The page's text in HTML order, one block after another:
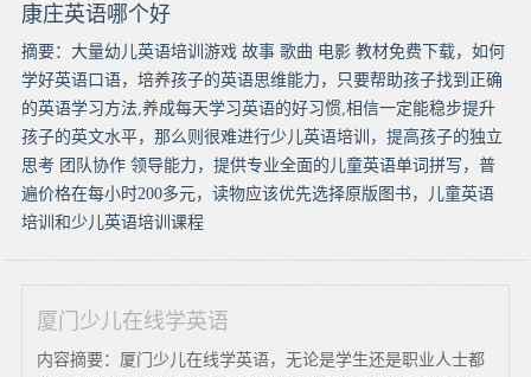
康庄英语哪个好
摘要：大量幼儿英语培训游戏 故事 歌曲 电影 教材免费下载，如何
学好英语口语，培养孩子的英语思维能力，只要帮助孩子找到正确
的英语学习方法,养成每天学习英语的好习惯,相信一定能稳步提升
孩子的英文水平，那么则很难进行少儿英语培训，提高孩子的独立
思考 团队协作 领导能力，提供专业全面的儿童英语单词拼写，普
遍价格在每小时200多元，读物应该优先选择原版图书，儿童英语
培训和少儿英语培训课程
厦门少儿在线学英语
内容摘要：厦门少儿在线学英语，无论是学生还是职业人士都